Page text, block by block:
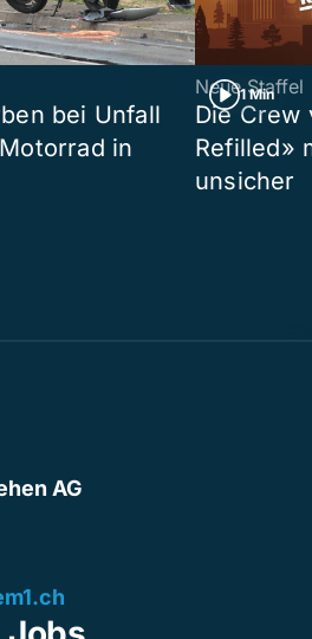
bei Unfall
in
1 Min
Neue Staffel
Die Crew
Refilled»
unsicher
AG